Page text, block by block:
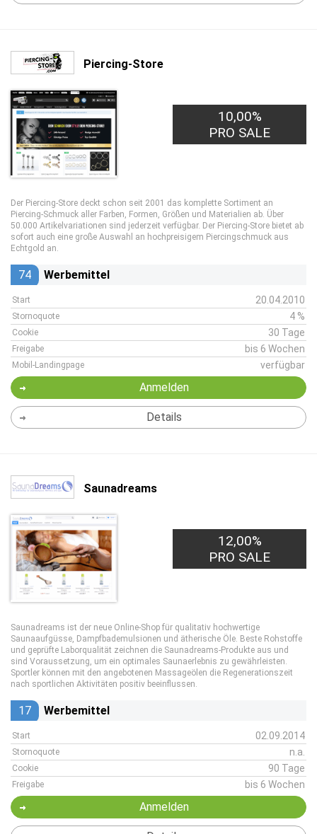
Piercing-Store
10,00%
PRO SALE
Der Piercing-Store deckt schon seit 2001 das komplette Sortiment an
Piercing-Schmuck aller Farben, Formen, Größen und Materialien ab. Über
50.000 Artikelvariationen sind jederzeit verfügbar. Der Piercing-Store bietet ab
sofort auch eine große Auswahl an hochpreisigem Piercingschmuck aus
Echtgold an.
74 Werbemittel
Start 20.04.2010
Stornoquote 4 %
Cookie 30 Tage
Freigabe bis 6 Wochen
Mobil-Landingpage verfügbar
Anmelden
Details
Saunadreams
12,00%
PRO SALE
Saunadreams ist der neue Online-Shop für qualitativ hochwertige
Saunaaufgüsse, Dampfbademulsionen und ätherische Öle. Beste Rohstoffe
und geprüfte Laborqualität zeichnen die Saunadreams-Produkte aus und
sind Voraussetzung, um ein optimales Saunaerlebnis zu gewährleisten.
Sportler können mit den angebotenen Massageölen die Regenerationszeit
nach sportlichen Aktivitäten positiv beeinflussen.
17 Werbemittel
Start 02.09.2014
Stornoquote n.a.
Cookie 90 Tage
Freigabe bis 6 Wochen
Anmelden